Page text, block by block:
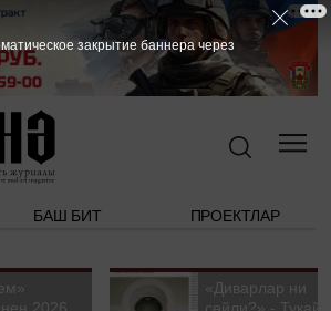
БАШ БИТ ПРОЕКТЛАР
«Диварлар ни
закрытие баннера через